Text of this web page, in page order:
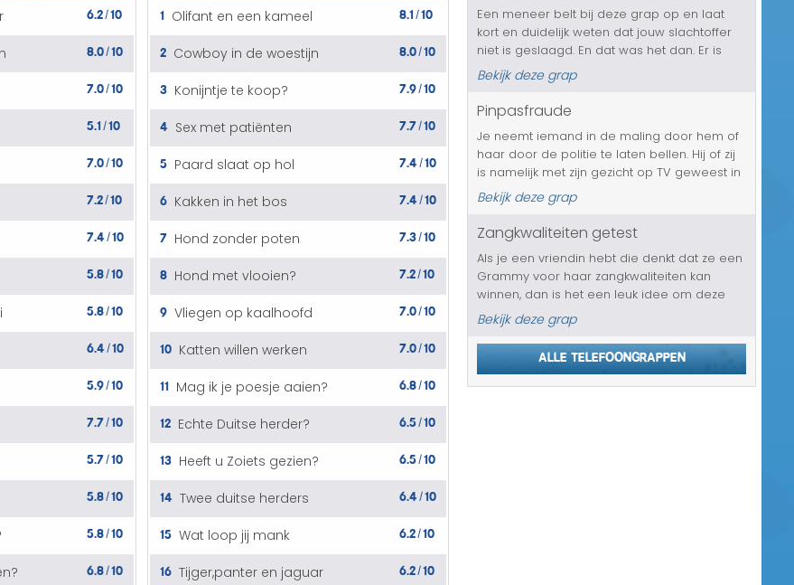
6.2/10
8.0/10
7.0/10
5.1/10
7.0/10
7.2/10
7.4/10
5.8/10
5.8/10
6.4/10
5.9/10
7.7/10
5.7/10
5.8/10
5.8/10
6.8/10
1 Olifant en een kameel 8.1/10
2 Cowboy in de woestijn 8.0/10
3 Konijntje te koop? 7.9/10
4 Sex met patiënten 7.7/10
5 Paard slaat op hol 7.4/10
6 Kakken in het bos 7.4/10
7 Hond zonder poten 7.3/10
8 Hond met vlooien? 7.2/10
9 Vliegen op kaalhoofd 7.0/10
10 Katten willen werken 7.0/10
11 Mag ik je poesje aaien? 6.8/10
12 Echte Duitse herder? 6.5/10
13 Heeft u Zoiets gezien? 6.5/10
14 Twee duitse herders 6.4/10
15 Wat loop jij mank 6.2/10
16 Tijger,panter en jaguar 6.2/10
Een meneer belt bij deze grap op en laat
kort en duidelijk weten dat jouw slachtoffer
niet is geslaagd. En dat was het dan. Er is
verder niets te melden, ook niets aan te
doen. De reden zal onduidelijk blijven, zo ook
de cijfers en jouw sla...
Bekijk deze grap
Pinpasfraude
Je neemt iemand in de maling door hem of
haar door de politie te laten bellen. Hij of zij
is namelijk met zijn gezicht op TV geweest in
verband met pinpasfraude. En zijn al zelfs
heel wat meldingen van binnen gekomen en
dus wordt het tijd v...
Bekijk deze grap
Zangkwaliteiten getest
Als je een vriendin hebt die denkt dat ze een
Grammy voor haar zangkwaliteiten kan
winnen, dan is het een leuk idee om deze
telefoongrap met haar uit te gaan halen. Ze
krijgt een telefoontje van de impresario van
Destiny’s Child, de groep...
Bekijk deze grap
Alle telefoongrappen